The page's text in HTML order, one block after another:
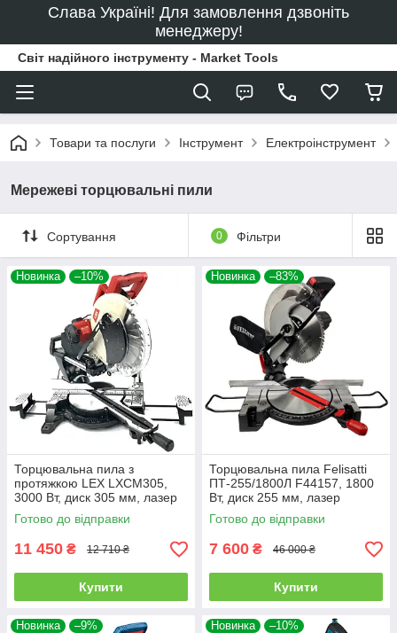
Слава Україні! Для замовлення дзвоніть
менеджеру!
Світ надійного інструменту - Market Tools
Товари та послуги Інструмент Електроінструмент
Мережеві торцювальні пили
Сортування 0 Фільтри
Новинка –10%
Торцювальна пила з
протяжкою LEX LXCM305,
3000 Вт, диск 305 мм, лазер
Готово до відправки
11 450 ₴ 12 710 ₴
Купити
Новинка –83%
Торцювальна пила Felisatti
ПТ-255/1800Л F44157, 1800
Вт, диск 255 мм, лазер
Готово до відправки
7 600 ₴ 46 000 ₴
Купити
Новинка –9% Новинка –10%